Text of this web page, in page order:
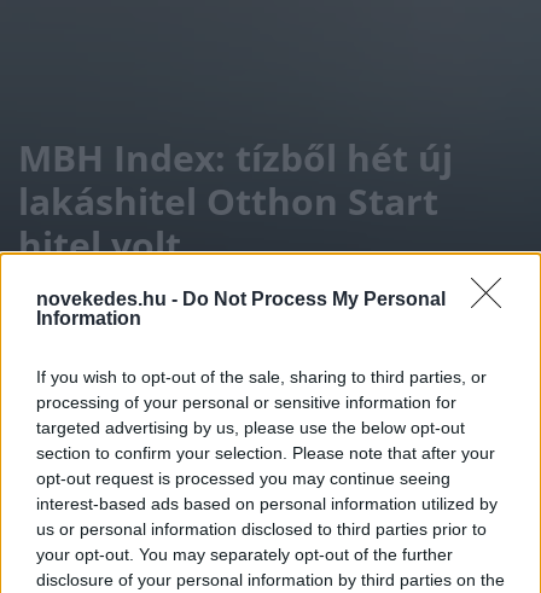
novekedes.hu - Do Not Process My Personal
Information
If you wish to opt-out of the sale, sharing to third parties, or
processing of your personal or sensitive information for
targeted advertising by us, please use the below opt-out
section to confirm your selection. Please note that after your
opt-out request is processed you may continue seeing
interest-based ads based on personal information utilized by
us or personal information disclosed to third parties prior to
your opt-out. You may separately opt-out of the further
disclosure of your personal information by third parties on the
MBH Index: tízből hét új
lakáshitel Otthon Start
hitel volt
INGATLAN 2026. MÁJ. 19. NÖVEKEDÉS.HU
A rovat támogatója: